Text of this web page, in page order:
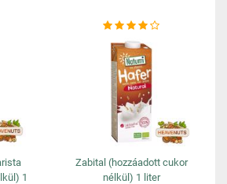
1
Zabital (hozzáadott cukor
nélkül) 1 liter